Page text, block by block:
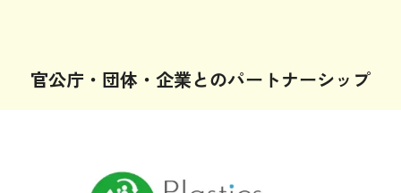
官公庁・団体・企業とのパートナーシップ